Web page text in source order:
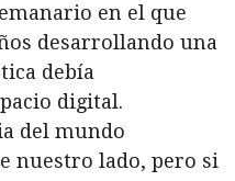
en el que
desarrollando una
debía
digital.
del mundo
nuestro lado, pero si